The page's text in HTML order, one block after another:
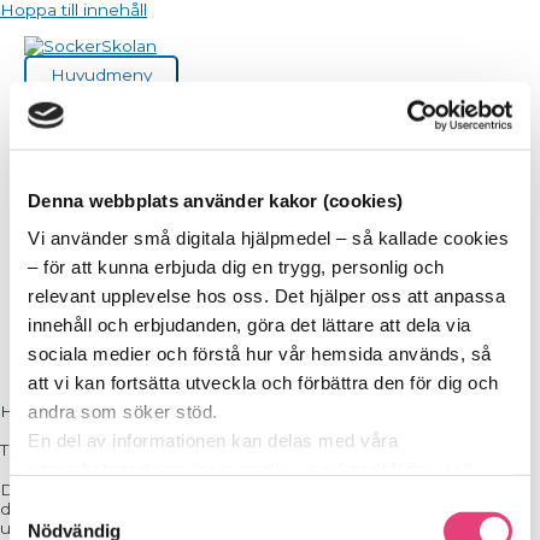
Denna webbplats använder kakor (cookies)
Vi använder små digitala hjälpmedel – så kallade cookies
– för att kunna erbjuda dig en trygg, personlig och
relevant upplevelse hos oss. Det hjälper oss att anpassa
innehåll och erbjudanden, göra det lättare att dela via
sociala medier och förstå hur vår hemsida används, så
att vi kan fortsätta utveckla och förbättra den för dig och
andra som söker stöd.
En del av informationen kan delas med våra
med annan information du delat med dem tidigare, eller
Samtyckesval
Nödvändig
Hoppa till innehåll
Huvudmeny
Tack för att du deltog på
SockerSkolans Webinar
Hej!
Tack för att du deltog på vårt webinarium!
Det har nu gått några dagar sedan webinariet. Vi vet att
deltagandet på webinariet kan väcka många frågor. Har det dykt
upp några frågor hos dig så tveka inte att ställa dem till oss!